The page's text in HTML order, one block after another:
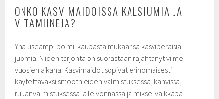
ONKO KASVIMAIDOISSA KALSIUMIA JA
VITAMIINEJA?
Yhä useampi poimii kaupasta mukaansa kasviperäisiä
juomia. Niiden tarjonta on suorastaan räjähtänyt viime
vuosien aikana. Kasvimaidot sopivat erinomaisesti
käytettäväksi smoothieiden valmistuksessa, kahvissa,
ruuanvalmistuksessa ja leivonnassa ja miksei vaikkapa